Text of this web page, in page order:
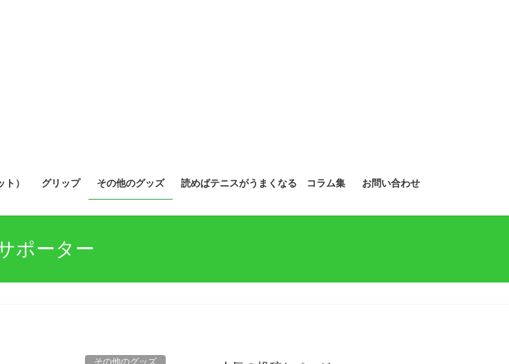
） グリップ その他のグッズ 読めばテニスがうまくなる コラム集 お問い合わせ
ポーター
その他のグッズ